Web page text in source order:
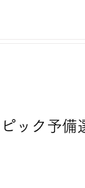
ック予備